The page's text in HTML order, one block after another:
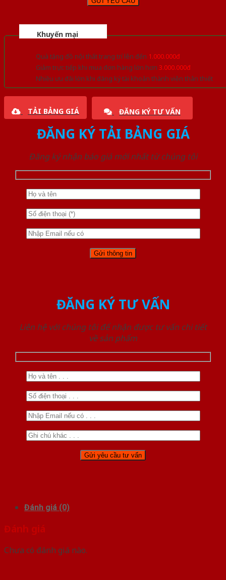
Khuyến mại
Quà tặng đồ nội thất trang trí lên đến 1.000.000đ
Giảm trực tiếp khi mua đơn hàng lớn hơn 3.000.000đ
Nhiều ưu đãi lớn khi đăng ký tài khoản thành viên thân thiết
TẢI BẢNG GIÁ ĐĂNG KÝ TƯ VẤN
ĐĂNG KÝ TẢI BẢNG GIÁ
Đăng ký nhận báo giá mới nhất từ chúng tôi
ĐĂNG KÝ TƯ VẤN
Liên hệ với chúng tôi để nhận được tư vấn chi tiết
về sản phẩm
Đánh giá (0)
Đánh giá
Chưa có đánh giá nào.